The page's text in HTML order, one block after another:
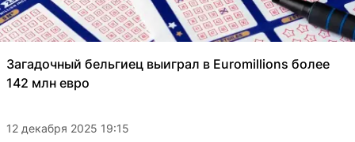
Загадочный бельгиец выиграл в Euromillions более
142 млн евро
12 декабря 2025 19:15